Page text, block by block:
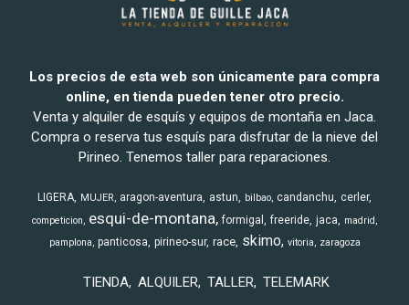
Los precios de esta web son únicamente para compra
online, en tienda pueden tener otro precio.
Venta y alquiler de esquís y equipos de montaña en Jaca.
Compra o reserva tus esquís para disfrutar de la nieve del
Pirineo. Tenemos taller para reparaciones.
LIGERA MUJER aragon-aventura astun bilbao candanchu cerler
competicion esqui-de-montana formigal freeride jaca
madrid
pamplona panticosa pirineo-sur race skimo vitoria zaragoza
TIENDA ALQUILER TALLER TELEMARK